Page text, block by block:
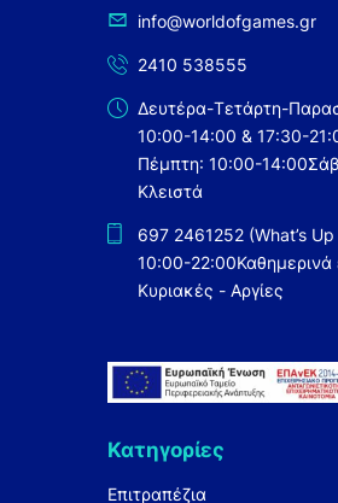
info@worldofgames.gr
2410 538555
Δευτέρα-Τετάρτη-
10:00-14:00 & 17:30-
Πέμπτη: 10:00-14:00
Κλειστά
697 2461252 (What’s
10:00-22:00
Κυριακές - Αργίες
Κατηγορίες
Επιτραπέζια